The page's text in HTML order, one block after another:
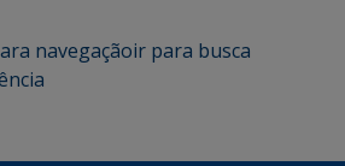
navegaçãoir para busca